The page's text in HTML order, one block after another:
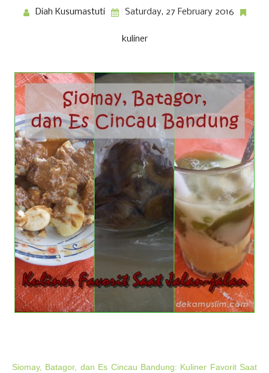
Diah Kusumastuti Saturday, 27 February 2016
kuliner
Siomay, Batagor, dan Es Cincau Bandung: Kuliner Favorit Saat